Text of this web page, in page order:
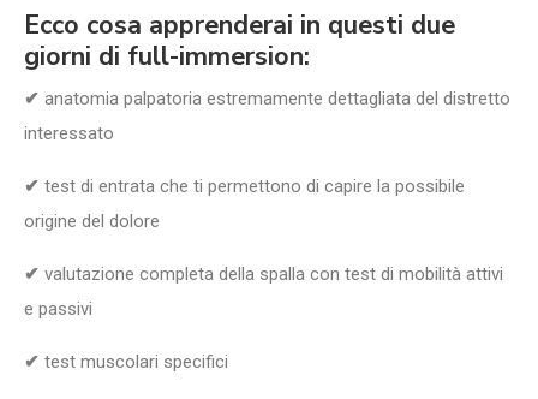
Ecco cosa apprenderai in questi due
giorni di full-immersion:
✔ anatomia palpatoria estremamente dettagliata del distretto
interessato
✔ test di entrata che ti permettono di capire la possibile
origine del dolore
✔ valutazione completa della spalla con test di mobilità attivi
e passivi
✔ test muscolari specifici